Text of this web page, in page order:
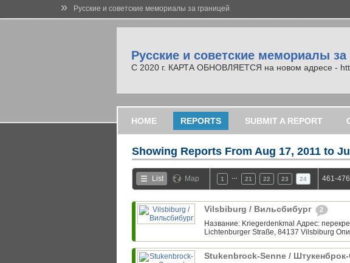
» Русские и советские мемориалы за границей
Русские и советские мемориалы за
С 2020 г. КАРТА ОБНОВЛЯЕТСЯ на новом адресе -
HOME REPORTS SUBMIT A REPORT
Showing Reports From Aug 17, 2011 to
List Map 1 21 22 23 24 461-
Vilsbiburg / Вильсбибург 2
Название: Kriegerdenkmal Адрес:
Lichtenburger Straße, 84137 Vilsbiburg
Stukenbrock-Senne /